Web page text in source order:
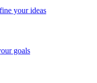
your ideas
goals